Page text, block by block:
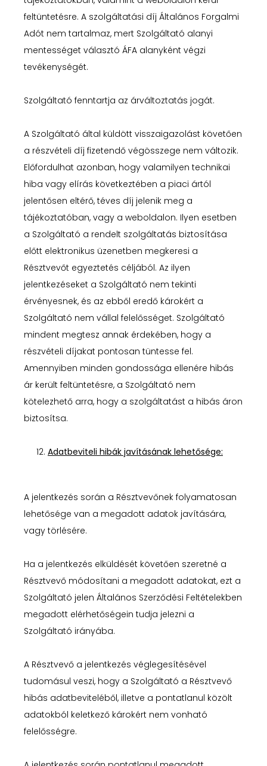
feltüntetésre. A szolgáltatási díj Általános Forgalmi
Adót nem tartalmaz, mert Szolgáltató alanyi
mentességet választó ÁFA alanyként végzi
tevékenységét.
Szolgáltató fenntartja az árváltoztatás jogát.
A Szolgáltató által küldött visszaigazolást követően
a részvételi díj fizetendő végösszege nem változik.
Előfordulhat azonban, hogy valamilyen technikai
hiba vagy elírás következtében a piaci ártól
jelentősen eltérő, téves díj jelenik meg a
tájékoztatóban, vagy a weboldalon. Ilyen esetben
a Szolgáltató a rendelt szolgáltatás biztosítása
előtt elektronikus üzenetben megkeresi a
Résztvevőt egyeztetés céljából. Az ilyen
jelentkezéseket a Szolgáltató nem tekinti
érvényesnek, és az ebből eredő károkért a
Szolgáltató nem vállal felelősséget. Szolgáltató
mindent megtesz annak érdekében, hogy a
részvételi díjakat pontosan tüntesse fel.
Amennyiben minden gondossága ellenére hibás
ár került feltüntetésre, a Szolgáltató nem
kötelezhető arra, hogy a szolgáltatást a hibás áron
biztosítsa.
Adatbeviteli hibák javításának lehetősége:
A jelentkezés során a Résztvevőnek folyamatosan
lehetősége van a megadott adatok javítására,
vagy törlésére.
Ha a jelentkezés elküldését követően szeretné a
Résztvevő módosítani a megadott adatokat, ezt a
Szolgáltató jelen Általános Szerződési Feltételekben
megadott elérhetőségein tudja jelezni a
Szolgáltató irányába.
A Résztvevő a jelentkezés véglegesítésével
tudomásul veszi, hogy a Szolgáltató a Résztvevő
hibás adatbeviteléből, illetve a pontatlanul közölt
adatokból keletkező károkért nem vonható
felelősségre.